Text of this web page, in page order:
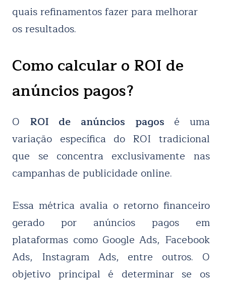
quais refinamentos fazer para melhorar
os resultados.
Como calcular o ROI de
anúncios pagos?
O ROI de anúncios pagos é uma
variação específica do ROI tradicional
que se concentra exclusivamente nas
campanhas de publicidade online.
Essa métrica avalia o retorno financeiro
gerado por anúncios pagos em
plataformas como Google Ads, Facebook
Ads, Instagram Ads, entre outros. O
objetivo principal é determinar se os